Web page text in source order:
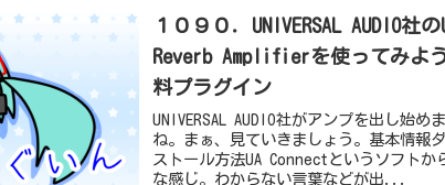
１０９０．UNIVERSAL AUDIO社
Reverb Amplifierを使ってみ
料プラグイン
UNIVERSAL AUDIO社がアンプを出し始め
ね。まぁ、見ていきましょう。基本情報
ストール方法UA Connectというソフトか
な感じ。わからない言葉などが出...